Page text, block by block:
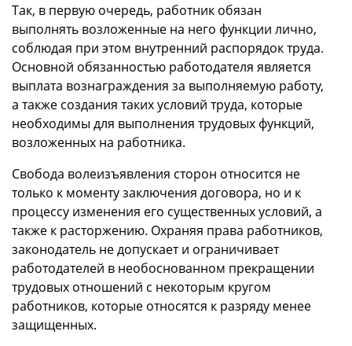
Так, в первую очередь, работник обязан
выполнять возложенные на него функции лично,
соблюдая при этом внутренний распорядок труда.
Основной обязанностью работодателя является
выплата вознаграждения за выполняемую работу,
а также создания таких условий труда, которые
необходимы для выполнения трудовых функций,
возложенных на работника.
Свобода волеизъявления сторон относится не
только к моменту заключения договора, но и к
процессу изменения его существенных условий, а
также к расторжению. Охраняя права работников,
законодатель не допускает и ограничивает
работодателей в необоснованном прекращении
трудовых отношений с некоторым кругом
работников, которые относятся к разряду менее
защищенных.